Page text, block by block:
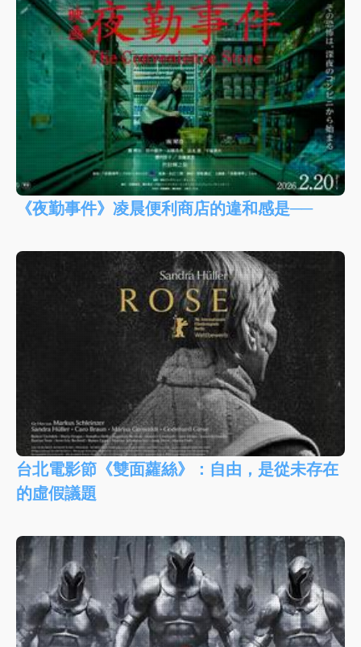
《夜勤事件》凌晨便利商店的違和感是──
台北電影節《雙面蘿絲》：自由，是從未存在
的虛假議題